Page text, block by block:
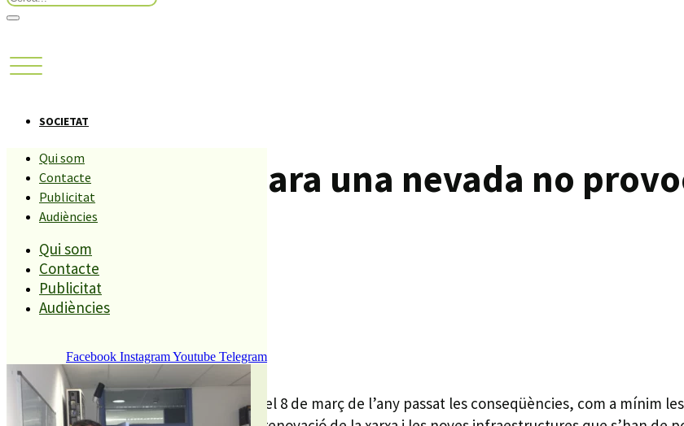
Qui som
Contacte
Publicitat
Audiències
Qui som
Contacte
Publicitat
Audiències
Facebook InstagramYoutube Telegram
SOCIETAT
Endesa diu que ara una nevada no
com fa un any.
Compartiu aquesta història
3 MARÇ, 2011
Si avui tornés a fer una nevada com la del 8 de març de l’any passat les conseqüències, com a mínim